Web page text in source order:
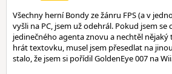
Všechny herní Bondy ze žánru FPS (a v
vyšli na PC, jsem už odehrál. Pokud jsem
jedinečného agenta znovu a nechtěl
hrát textovku, musel jsem přesedlat na
stalo, že jsem si pořídil GoldenEye 007 na